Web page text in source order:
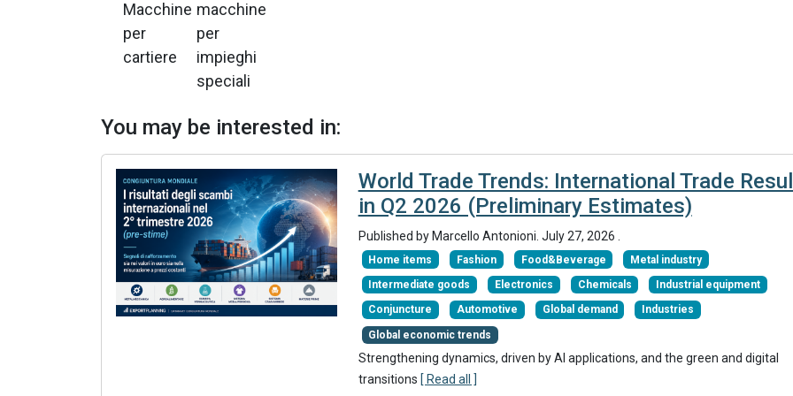
Macchine
per
cartiere
macchine
per
impieghi
speciali
You may be interested in:
World Trade Trends: International Trade
in Q2 2026 (Preliminary Estimates)
Published by Marcello Antonioni. July 27, 2026 .
Home items Fashion Food&Beverage Metal industry
Intermediate goods Electronics Chemicals Industrial equipment
Conjuncture Automotive Global demand Industries
Global economic trends
Strengthening dynamics, driven by AI applications, and the green and digital
transitions [ Read all ]